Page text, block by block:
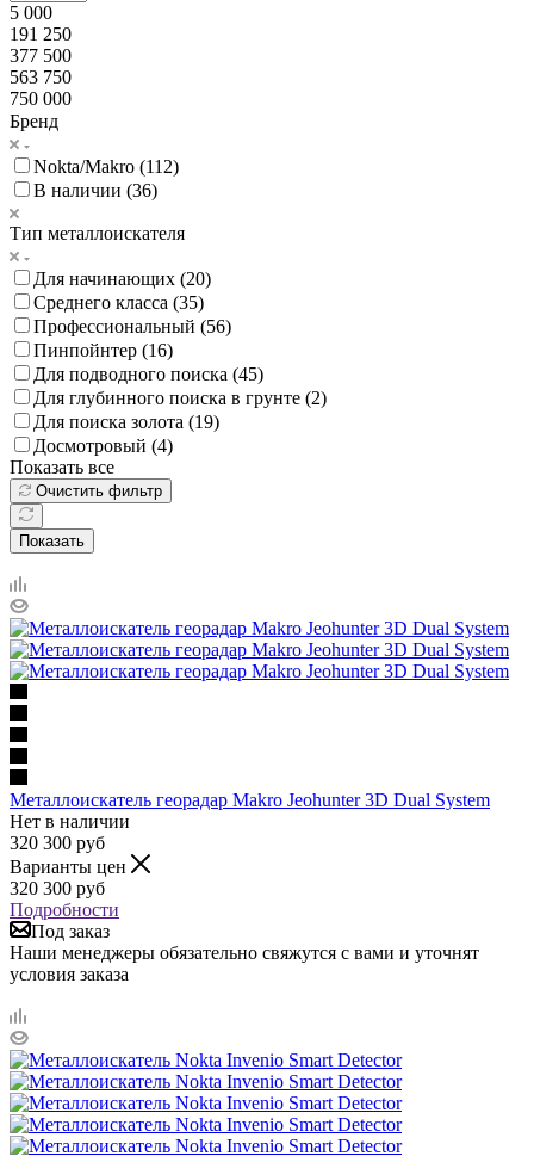
5 000
191 250
377 500
563 750
750 000
Бренд
Nokta/Makro (112)
В наличии (36)
Тип металлоискателя
Для начинающих (20)
Среднего класса (35)
Профессиональный (56)
Пинпойнтер (16)
Для подводного поиска (45)
Для глубинного поиска в грунте (2)
Для поиска золота (19)
Досмотровый (4)
Показать все
Очистить фильтр
Показать
Металлоискатель георадар Makro Jeohunter 3D Dual System
Нет в наличии
320 300 руб
Варианты цен
320 300 руб
Подробности
Под заказ
Наши менеджеры обязательно свяжутся с вами и уточнят
условия заказа